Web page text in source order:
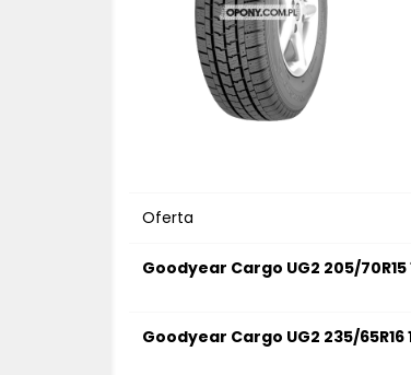
Oferta
Goodyear Cargo UG2 205/70R15
Goodyear Cargo UG2 235/65R16